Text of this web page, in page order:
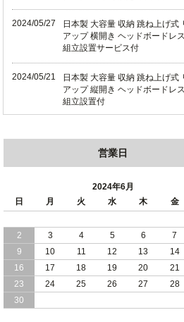
2024/05/27
日本製 大容量 収納 跳ね上げ式
アップ 横開き ヘッドボードレ
組立設置サービス付
2024/05/21
日本製 大容量 収納 跳ね上げ式
アップ 縦開き ヘッドボードレ
組立設置付
ド 組立設置 付き
日本製 収納 跳ね上げ式 リフト
ベッド 縦開き ヘッドボード 組
ービス付き
2024/04/23
すのこ の 床板 簡単 軽い コン
大容量 収納 跳ね上げ式 ベッド
2024/03/28
おすすめ クイーン キング ワイ
サイズ で 通気性ある すのこ仕
営業日
2024年6月
日
月 火 水 木 金
2
3 4 5 6 7
9
10 11 12 13 14
16
17 18 19 20 21
23
24 25 26 27 28
30